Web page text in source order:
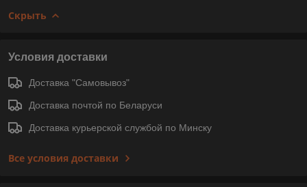
Скрыть
Условия доставки
Доставка "Самовывоз"
Доставка почтой по Беларуси
Доставка курьерской службой по Минску
Все условия доставки